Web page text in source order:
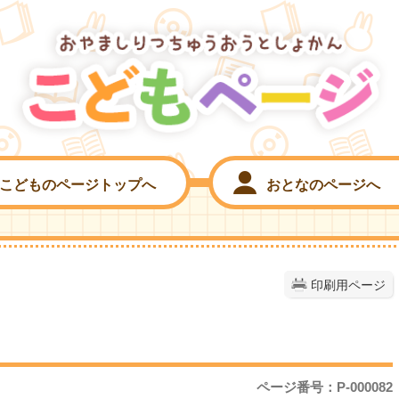
こどものページトップへ おとなのページへ
印刷用ページ
ページ番号：P-000082